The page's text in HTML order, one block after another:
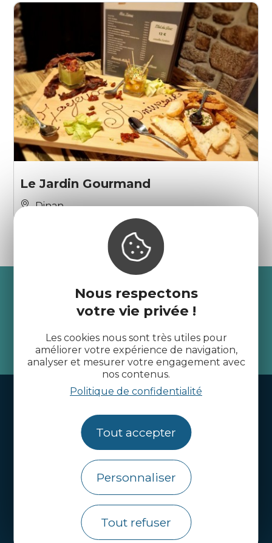
Nous respectons
votre vie privée !
Les cookies nous sont très utiles pour
améliorer votre expérience de navigation,
analyser et mesurer votre engagement avec
nos contenus.
Politique de confidentialité
Tout accepter
Personnaliser
Tout refuser
Le Jardin Gourmand
Dinan
Recevez l’actualité des
Côtes d’Armor
je m'abonne
Handi-tourisme
Webcams
Brochures
Côtes d’Armor Destination
Agence de Développement Touristique et
d’Attractivité des Côtes d’Armor.